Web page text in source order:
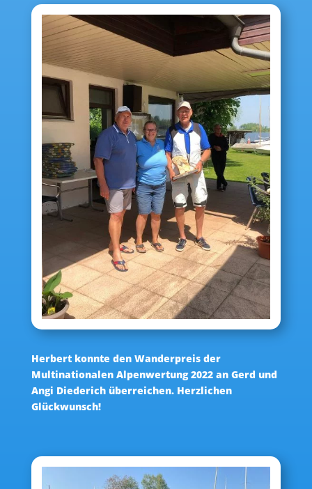
Herbert konnte den Wanderpreis der
Multinationalen Alpenwertung 2022 an Gerd und
Angi Diederich überreichen. Herzlichen
Glückwunsch!